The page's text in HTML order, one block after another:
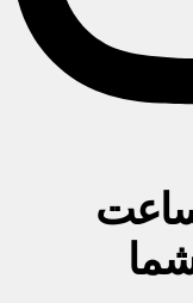
هفته ، ۲۴ ساعت